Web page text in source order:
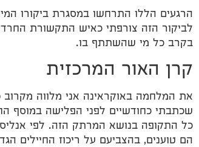
הרגעים הללו התרחשו במסגרת ביקורו
לביקור הזה צורפתי כאיש התקשורת
בקרב כל מי שהשתתף בו.
קרן האור המרכזית
את המלחמה באוקראינה אני מלווה
שכתבתי כחודשיים לפני הפלישה
כל התקופה בנושא המרתק הזה. לפי
הם טוענים, בהצביעם על ריכוז החיילים